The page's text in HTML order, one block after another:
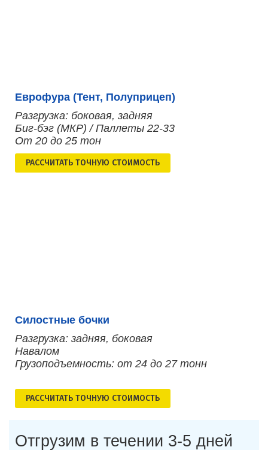
Еврофура (Тент, Полуприцеп)
Разгрузка: боковая, задняя
Биг-бэг (МКР) / Паллеты 22-33
От 20 до 25 тон
РАСCЧИТАТЬ ТОЧНУЮ СТОИМОСТЬ
Силостные бочки
Разгрузка: задняя, боковая
Навалом
Грузоподъемность: от 24 до 27 тонн
РАСCЧИТАТЬ ТОЧНУЮ СТОИМОСТЬ
Отгрузим в течении 3-5 дней